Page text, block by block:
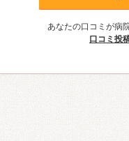
あなたの口コミが病
口コミ投